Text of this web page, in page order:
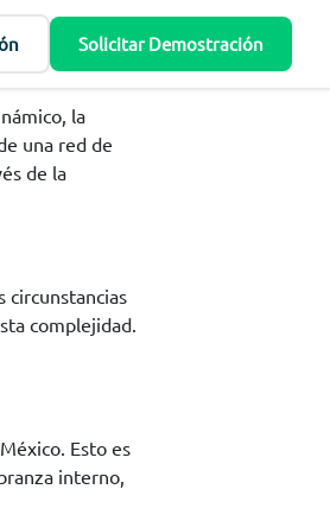
Solicitar Demostración
la
una red de
de la
circunstancias
complejidad.
Esto es
interno,